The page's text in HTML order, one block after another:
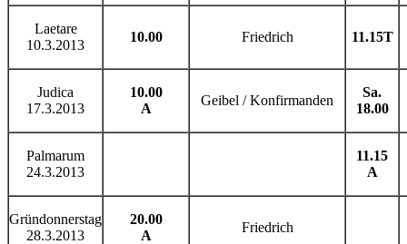
Laetare
10.3.2013
10.00 Friedrich 11.15T
Judica
17.3.2013
10.00
A
Geibel / Konfirmanden
Sa.
18.00
Palmarum
24.3.2013
11.15
A
Gründonnerstag
28.3.2013
20.00
A
Friedrich